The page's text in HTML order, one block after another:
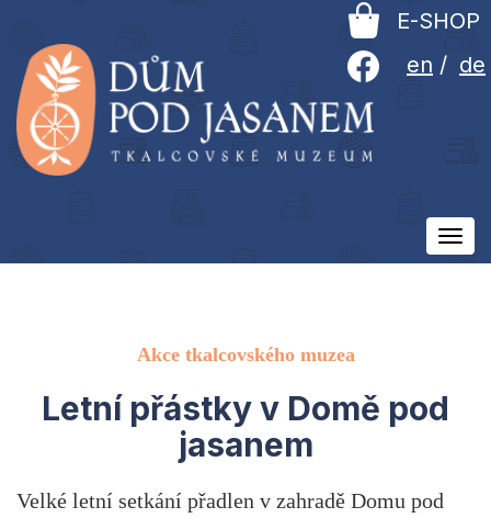
en / de
E-SHOP
Akce tkalcovského muzea
Letní přástky v Domě pod
jasanem
Velké letní setkání přadlen v zahradě Domu pod